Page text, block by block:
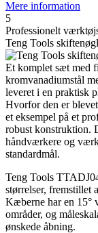
Mere information
5
Professionelt
Teng Tools
Et komplet sæt med
kromvanadiumstål
leveret i en praktisk
Hvorfor den er
et eksempel på et
robust konstruktion.
håndværkere og
standardmål.
Teng Tools
størrelser, fremstillet
Kæberne har en 15°
områder, og
ønskede åbning.